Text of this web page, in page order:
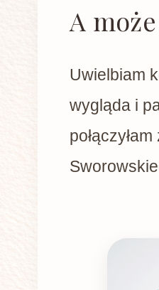
A
Uwielbiam
wygląda i